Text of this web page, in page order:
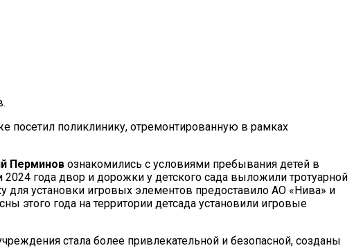
посетил поликлинику, отремонтированную в рамках
Перминов ознакомились с условиями пребывания детей в
года двор и дорожки у детского сада выложили тротуарной
для установки игровых элементов предоставило АО «Нива» и
этого года на территории детсада установили игровые
стала более привлекательной и безопасной, созданы